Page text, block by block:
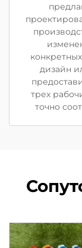
дизайн
трех
точно